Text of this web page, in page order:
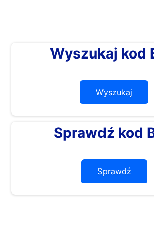
Wyszukaj kod
Wyszukaj
Sprawdź kod
Sprawdź